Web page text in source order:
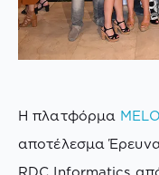
Η πλατφόρμα
αποτέλεσμα